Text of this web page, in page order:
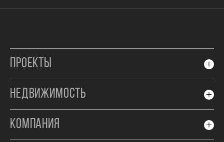
ПРОЕКТЫ
НЕДВИЖИМОСТЬ
КОМПАНИЯ